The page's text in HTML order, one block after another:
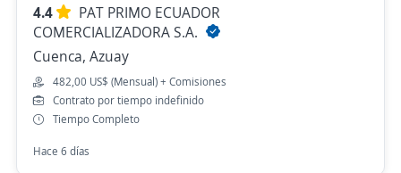
4.4
PAT PRIMO ECUADOR
COMERCIALIZADORA S.A.
Cuenca, Azuay
482,00 US$ (Mensual) + Comisiones
Contrato por tiempo indefinido
Tiempo Completo
Hace 6 días